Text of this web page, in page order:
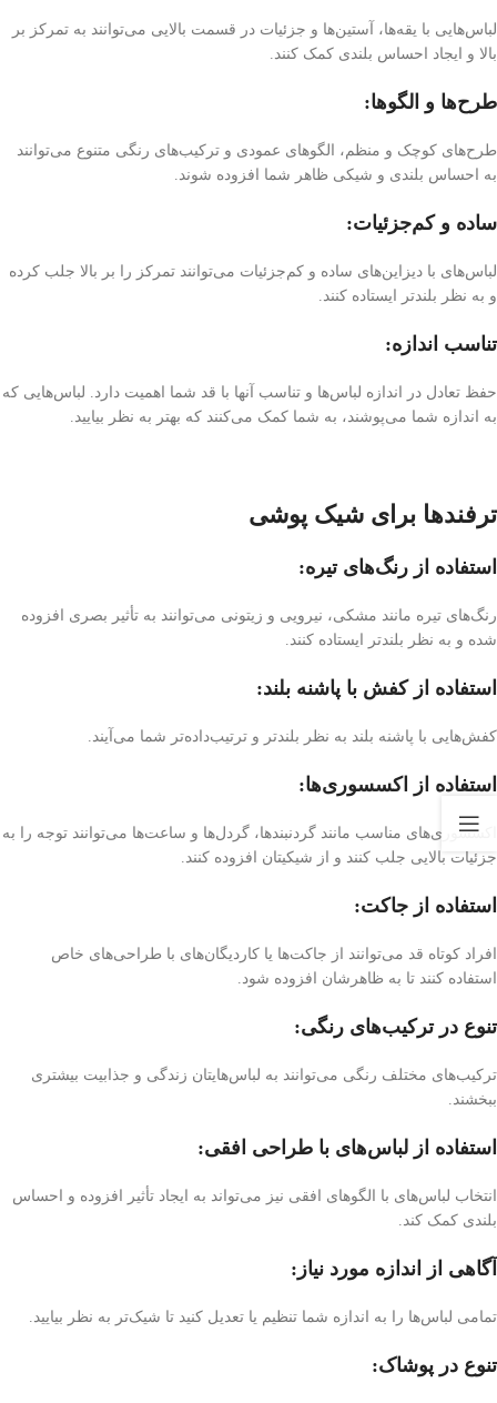
لباس‌هایی با یقه‌ها، آستین‌ها و جزئیات در قسمت بالایی می‌توانند به تمرکز بر
بالا و ایجاد احساس بلندی کمک کنند.
طرح‌ها و الگوها:
طرح‌های کوچک و منظم، الگوهای عمودی و ترکیب‌های رنگی متنوع می‌توانند
به احساس بلندی و شیکی ظاهر شما افزوده شوند.
ساده و کم‌جزئیات:
لباس‌های با دیزاین‌های ساده و کم‌جزئیات می‌توانند تمرکز را بر بالا جلب کرده
و به نظر بلندتر ایستاده کنند.
تناسب اندازه:
حفظ تعادل در اندازه لباس‌ها و تناسب آنها با قد شما اهمیت دارد. لباس‌هایی که
به اندازه شما می‌پوشند، به شما کمک می‌کنند که بهتر به نظر بیایید.
ترفندها برای شیک پوشی
استفاده از رنگ‌های تیره:
رنگ‌های تیره مانند مشکی، نیرویی و زیتونی می‌توانند به تأثیر بصری افزوده
شده و به نظر بلندتر ایستاده کنند.
استفاده از کفش با پاشنه بلند:
کفش‌هایی با پاشنه بلند به نظر بلندتر و ترتیب‌داده‌تر شما می‌آیند.
استفاده از اکسسوری‌ها:
اکسسوری‌های مناسب مانند گردنبند‌ها، گردل‌ها و ساعت‌ها می‌توانند توجه را به
جزئیات بالایی جلب کنند و از شیکیتان افزوده کنند.
استفاده از جاکت:
افراد کوتاه قد می‌توانند از جاکت‌ها یا کاردیگان‌های با طراحی‌های خاص
استفاده کنند تا به ظاهرشان افزوده شود.
تنوع در ترکیب‌های رنگی:
ترکیب‌های مختلف رنگی می‌توانند به لباس‌هایتان زندگی و جذابیت بیشتری
ببخشند.
استفاده از لباس‌های با طراحی افقی:
انتخاب لباس‌های با الگوهای افقی نیز می‌تواند به ایجاد تأثیر افزوده و احساس
بلندی کمک کند.
آگاهی از اندازه مورد نیاز :
تمامی لباس‌ها را به اندازه شما تنظیم یا تعدیل کنید تا شیک‌تر به نظر بیایید.
تنوع در پوشاک: